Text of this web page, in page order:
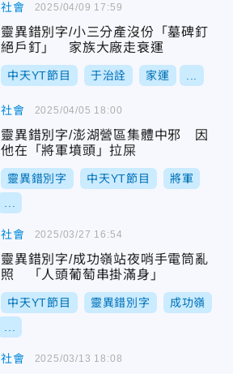
社會
靈異錯別字/小三分產沒份「墓碑釘
絕戶釘」 家族大廠走衰運
中天YT節目 于治詮 家運
2025/04/09 17:59
社會
靈異錯別字/澎湖營區集體中邪 因
他在「將軍墳頭」拉屎
靈異錯別字 中天YT節目 將軍
2025/04/05 18:00
社會
靈異錯別字/成功嶺站夜哨手電筒亂
照 「人頭葡萄串掛滿身」
中天YT節目 靈異錯別字 成功嶺
2025/03/27 16:54
社會 2025/03/13 18:08